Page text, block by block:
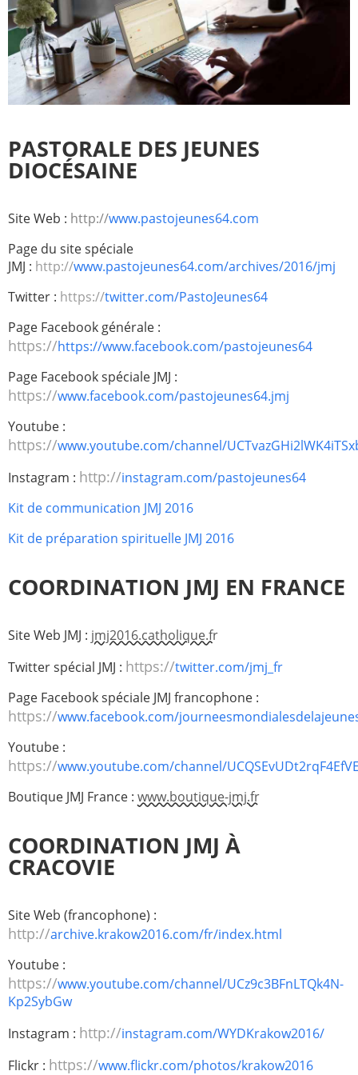
Paray-le-
Monial
École de la
foi
Terre
Sainte
R.E. de
Taizé
Étudiants
Jeunes
Pros
jeunes
locales
Groupe
Groupe
d'Orient
Tags
—
2005
2006
2009
2010
2016
2017
2018
PASTORALE DES JEUNES
DIOCÉSAINE
Site Web : http://www.pastojeunes64.com
Page du site spéciale
JMJ : http://www.pastojeunes64.com/archives/2016/jmj
Twitter : https://twitter.com/PastoJeunes64
Page Facebook générale :
https://https://www.facebook.com/pastojeunes64
Page Facebook spéciale JMJ :
https://www.facebook.com/pastojeunes64.jmj
Youtube :
https://www.youtube.com/channel/
Instagram : http://instagram.com/pastojeunes64
Kit de communication JMJ 2016
Kit de préparation spirituelle JMJ 2016
COORDINATION JMJ EN FRANCE
Site Web JMJ : jmj2016.catholique.fr
Twitter spécial JMJ : https://twitter.com/jmj_fr
Page Facebook spéciale JMJ francophone :
https://www.facebook.com/
Youtube :
https://www.youtube.com/channel/
Boutique JMJ France : www.boutique-jmj.fr
COORDINATION JMJ À
CRACOVIE
Site Web (francophone) :
http://archive.krakow2016.com/fr/index.html
Youtube :
https://www.youtube.com/channel/UCz9c3BFnLTQk4N-
Kp2SybGw
Instagram : http://instagram.com/WYDKrakow2016/
Flickr : https://www.flickr.com/photos/krakow2016